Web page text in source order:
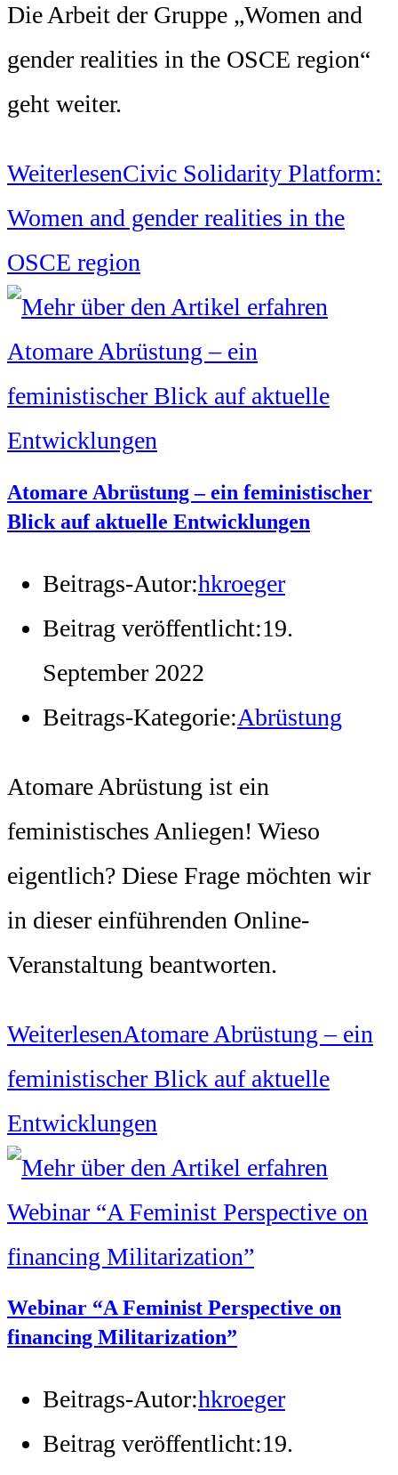
Die Arbeit der Gruppe „Women and
gender realities in the OSCE region“
geht weiter.
WeiterlesenCivic Solidarity Platform:
Women and gender realities in the
OSCE region
Atomare Abrüstung – ein feministischer
Blick auf aktuelle Entwicklungen
Beitrags-Autor:hkroeger
Beitrag veröffentlicht:19.
September 2022
Beitrags-Kategorie:Abrüstung
Atomare Abrüstung ist ein
feministisches Anliegen! Wieso
eigentlich? Diese Frage möchten wir
in dieser einführenden Online-
Veranstaltung beantworten.
WeiterlesenAtomare Abrüstung – ein
feministischer Blick auf aktuelle
Entwicklungen
Webinar “A Feminist Perspective on
financing Militarization”
Beitrags-Autor:hkroeger
Beitrag veröffentlicht:19.